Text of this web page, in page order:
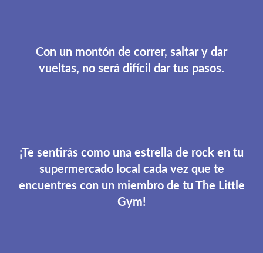
Con un montón de correr, saltar y dar
vueltas, no será difícil dar tus pasos.
¡Te sentirás como una estrella de rock en tu
supermercado local cada vez que te
encuentres con un miembro de tu The Little
Gym!